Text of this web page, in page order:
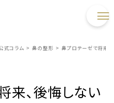
式コラム > 鼻の整形 > 鼻プロテーゼで将来、
来、後悔しない